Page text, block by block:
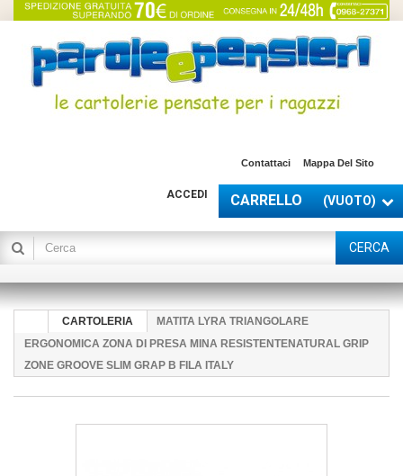
Contattaci Mappa Del Sito
CARRELLO (VUOTO)
ACCEDI
CERCA
CARTOLERIA
MATITA LYRA TRIANGOLARE
ERGONOMICA ZONA DI PRESA MINA RESISTENTENATURAL GRIP
ZONE GROOVE SLIM GRAP B FILA ITALY